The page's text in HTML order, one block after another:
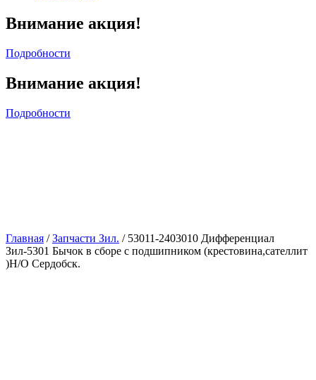
Внимание акция!
Подробности
Внимание акция!
Подробности
Главная /Запчасти Зил. / 53011-2403010 Дифференциал
Зил-5301 Бычок в сборе с подшипником (крестовина,сателлит
)Н/О Сердобск.